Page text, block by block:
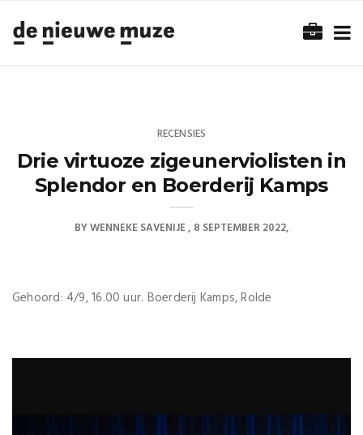
RECENSIES
Drie virtuoze zigeunerviolisten in
Splendor en Boerderij Kamps
BYWENNEKE SAVENIJE 8 SEPTEMBER 2022
Gehoord: 4/9, 16.00 uur. Boerderij Kamps, Rolde